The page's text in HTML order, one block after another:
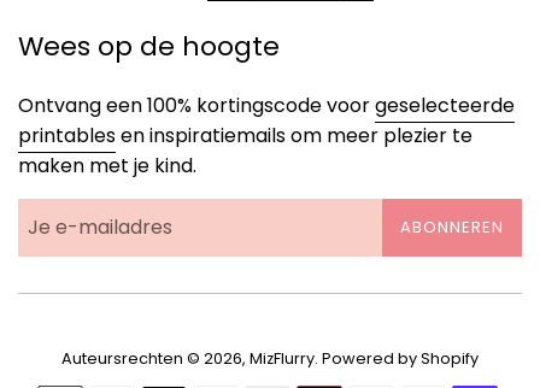
Wees op de hoogte
Ontvang een 100% kortingscode voorgeselecteerde
printablesen inspiratiemails om meer plezier te
maken met je kind.
ABONNEREN
Auteursrechten © 2026, MizFlurry. Powered by Shopify